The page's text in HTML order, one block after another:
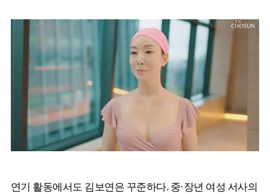
연기 활동에서도 김보연은 꾸준하다. 중·장년 여성 서사의